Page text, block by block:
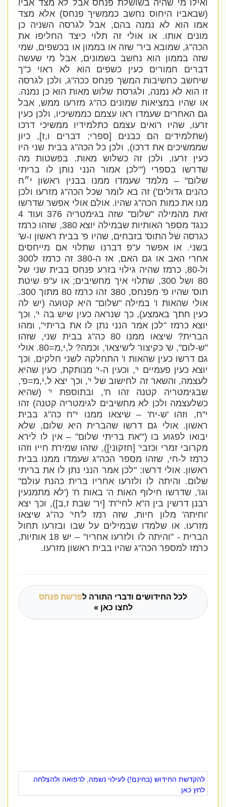
ואילו מי שהיה בשושלת פנחס אבל לא מצד אביו
(שבאביו היחוס נחשב כממשיך פנחס) אלא מצד
אמו הוא לא נמנה בהם, אבל לגרסה השניה כן
מונים אותו. או אולי זה תלוי כיצד החליפו את
הכה"ג, שמובא ביר' שזה או בממון או בכשפים, שמי
שזה בממון הוא נחשב בשמונים, אבל מי שעשה
דברים חמורים כעין כשפים הוא לא ראוי כ"ך
שיחשב כחשיבות המשך פנחס ככה"ג, ולכן לגרסה
זו הוא לא נמנה, ולגרסת שלוש מאות הוא כן נמנה.
או שהיו במציאות שמונים כה"ג מזרעו ממש, אבל
גם האחרים שעמדו ראו עצמם כממשיכיו, ולכן כעין
זרעו, שהיו רואים עצמם כתלמידיו ממשיכי דרכו
(שתלמידים הם כבנים [ספרי; דברים ו,ז], כיון
שממשיכים את דרכו), ולכן כל הכה"ג בבית שני היו
כעין זרעו, ולכן זה כשלוש מאות. בפשטות מה
שדרשו בספרי('"לכן אמור הנני נותן לו בריתי
שלום" – מלמד שעמדו ממנו בבנין ראשון י״ח
כהנים גדולים') זה בא לומר שכל הכה"ג מזרעו ולכן
מנו את כמות הכה"ג שהיו. אולם אולי אפשר שדרשו
זאת מהמילה "שלום" שזה בגימטריה 376 ועוד 4
כנגד מספר האותיות שבמילה יוצא 380, שזהו כרמז
כגרסה של התוס' בזבחים, שהיו פ' בבית ראשון ו-ש'
בשני. או אפשר ע"פ דברנו שתלוי אם מייחסים
אחרי האב או גם האם, אז ה-380 זה כרמז ל300
ול-80, כרמז שהיה גילוי בזרע פנחס בבית שני של
80 ושל 300, שתלוי איך מחשיבים; או ע"פ שיטת
תוס' שהיו פ' מפנחס, 380 זהו כרמז 80 מתוך 300.
אולי שהאות ו' במילה "שלום" היא קטועה (יש לה
כעין חתך באמצע), כך שנראה כעין שיש בה י', וכך
יוצא כרמז "לכן אמר הנני נתן לו את בריתי", ומהו
הברית? שיצאו ממנו 80 כה"ג בבית שני, שזהו
"ש-לום", ש' כקיצור ל'שיצאו', וכמה? ל,י,מ=80. אולי
גם דרשו כעין שהאות ו' התחלקה לשני חלקים, וכך
יוצא כעין פעמיים י', וכעין ה-י' מנותקת, כעין שהיא
לעצמה, והשאר זה לחישוב של י', וכך יצא ל,י,מ=פ',
שבגימטריה קטנה זהו ח', ובתוספת י' (שהיא
כשלעצמה ולכן לא מחשיביםלגימטריה קטנה) זהו
י"ח, וזהו 'ש-יח' – שיצאו ממנו י"ח כה"ג בבית
ראשון. אולי גם דרשו שהברית היא שלום, שלא
יבואו לפגוע בו ('" את בריתי שלום" – אין לו לירא
מקרובי זמרי וכזבי' [חזקוני]), שזהו שמירת חייו וזהו
כרמז ל-חי, שזהו מספר הכה"ג שעמדו ממנו בבית
ראשון. אולי דרשו: "לכן אמר הנני נתן לו את בריתי
שלום.והיתה לו ולזרעו אחריו ברית כהנת עולם"
וגו', שדרשו חילוף האות ה' באות ח' (' לא מתמנעין
רבנן דרשין בין ה"א לחי"ת' [יר' שבת ז,ב]), וכך יצא
'וחיתה' מלון חיות, שזה רמז ל'חי' כה"ג שיצאו
מזרעו. או שלמדושבמילים על שבו ובזרעו תחול
הברית - "והיתה לו ולזרעו אחריו
" – יש 18 אותיות,
כרמז למספר הכה"ג שהיו בבית ראשון מזרעו.
לכל החידושים ודברי התורה לפרשת פנחס
לחצו כאן »
להקדשת החידוש (בחינם!) לעילוי נשמה, לרפואה ולהצלחה
לחץ כאן